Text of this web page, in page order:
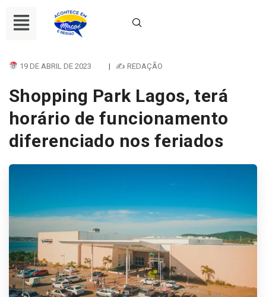
19 DE ABRIL DE 2023 | ✍ REDAÇÃO
Shopping Park Lagos, terá
horário de funcionamento
diferenciado nos feriados